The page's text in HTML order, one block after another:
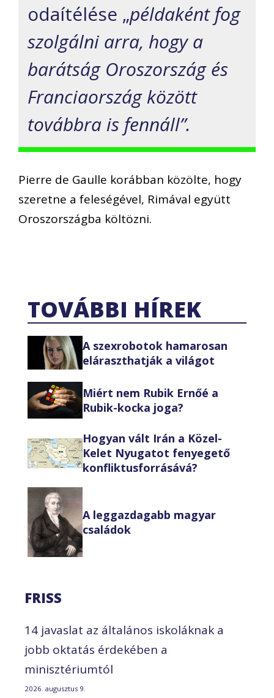
odaítélése „példaként fog
szolgálni arra, hogy a
barátság Oroszország és
Franciaország között
továbbra is fennáll”.
Pierre de Gaulle korábban közölte, hogy
szeretne a feleségével, Rimával együtt
Oroszországba költözni.
TOVÁBBI HÍREK
A szexrobotok hamarosan
eláraszthatják a világot
Miért nem Rubik Ernőé a
Rubik-kocka joga?
Hogyan vált Irán a Közel-
Kelet Nyugatot fenyegető
konfliktusforrásává?
A leggazdagabb magyar
családok
FRISS
14 javaslat az általános iskoláknak a
jobb oktatás érdekében a
minisztériumtól
2026. augusztus 9.